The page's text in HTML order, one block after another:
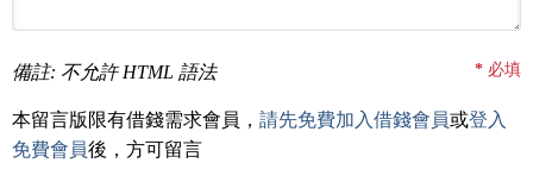
備註: 不允許 HTML 語法 * 必填
本留言版限有借錢需求會員， 請先免費加入借錢會員或登入
免費會員後，方可留言